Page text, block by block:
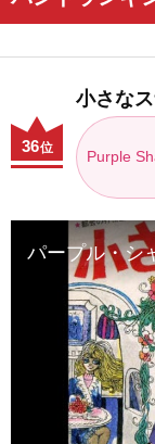
小さな
Purple
36位
パープル・シ